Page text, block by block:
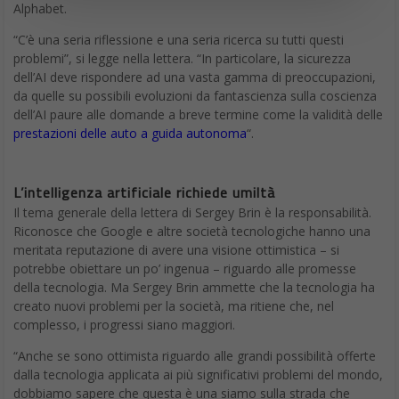
Alphabet.
“C’è una seria riflessione e una seria ricerca su tutti questi
problemi”, si legge nella lettera. “In particolare, la sicurezza
dell’AI deve rispondere ad una vasta gamma di preoccupazioni,
da quelle su possibili evoluzioni da fantascienza sulla coscienza
dell’AI paure alle domande a breve termine come la validità delle
prestazioni delle auto a guida autonoma“.
L’intelligenza artificiale richiede umiltà
Il tema generale della lettera di Sergey Brin è la responsabilità.
Riconosce che Google e altre società tecnologiche hanno una
meritata reputazione di avere una visione ottimistica – si
potrebbe obiettare un po’ ingenua – riguardo alle promesse
della tecnologia. Ma Sergey Brin ammette che la tecnologia ha
creato nuovi problemi per la società, ma ritiene che, nel
complesso, i progressi siano maggiori.
“Anche se sono ottimista riguardo alle grandi possibilità offerte
dalla tecnologia applicata ai più significativi problemi del mondo,
dobbiamo sapere che questa è una siamo sulla strada che